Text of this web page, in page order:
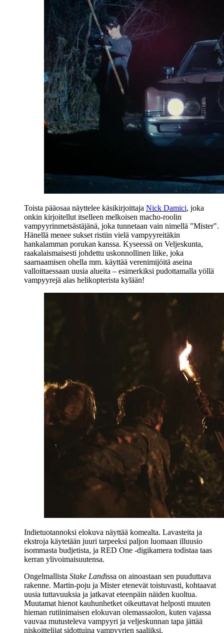
Toista pääosaa näyttelee käsikirjoittaja Nick Damici, joka
onkin kirjoitellut itselleen melkoisen macho-roolin
vampyyrinmetsästäjänä, joka tunnetaan vain nimellä "Mister".
Hänellä menee sukset ristiin vielä vampyyreitäkin
hankalamman porukan kanssa. Kyseessä on Veljeskunta,
raakalaismaisesti johdettu uskonnollinen liike, joka
saarnaamisen ohella mm. käyttää verenimijöitä aseina
valloittaessaan uusia alueita – esimerkiksi pudottamalla yöllä
vampyyrejä alas helikopterista kylään!
Indietuotannoksi elokuva näyttää komealta. Lavasteita ja
ekstroja käytetään juuri tarpeeksi paljon luomaan illuusio
isommasta budjetista, ja RED One ‑digikamera todistaa taas
kerran ylivoimaisuutensa.
Ongelmallista Stake Landissa on ainoastaan sen puuduttava
rakenne. Martin-poju ja Mister etenevät toistuvasti, kohtaavat
uusia tuttavuuksia ja jatkavat eteenpäin näiden kuoltua.
Muutamat hienot kauhunhetket oikeuttavat helposti muuten
hieman rutiinimaisen elokuvan olemassaolon, kuten vajassa
vauvaa mutusteleva vampyyri ja veljeskunnan tapa jättää
niskoittelijat sidottuina vampyyrien saaliiksi.